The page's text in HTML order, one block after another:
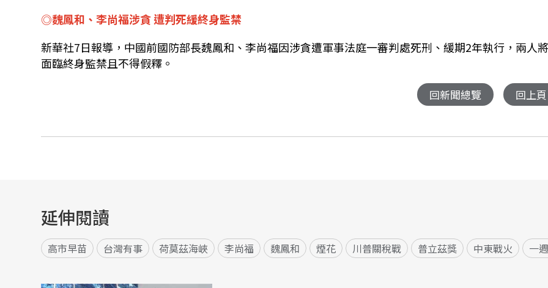
◎魏鳳和、李尚福涉貪 遭判死緩終身監禁
新華社7日報導，中國前國防部長魏鳳和、李尚福因涉貪遭軍事法庭一審判處死刑、緩期2年執行，兩人
面臨終身監禁且不得假釋。
回新聞總覽 回上頁
延伸閱讀
高市早苗 台灣有事 荷莫茲海峽 李尚福 魏鳳和 煙花 川普關稅戰 普立茲獎 中東戰火 一